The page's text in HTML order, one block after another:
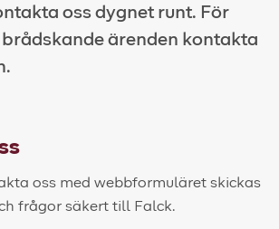
oss dygnet runt. För
ärenden kontakta
oss med webbformuläret skickas
frågor säkert till Falck.